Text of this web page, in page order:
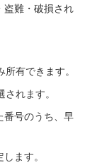
盗難・破損され
有できます。
れます。
番号のうち、早
ます。